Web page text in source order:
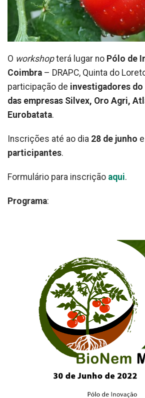
O workshopterá lugar no Pólo de
Coimbra – DRAPC, Quinta do
participação de investigadores do
das empresas Silvex, Oro Agri,
Eurobatata.
Inscrições até ao dia 28 de junho
participantes.
Formulário para inscrição aqui.
Programa: